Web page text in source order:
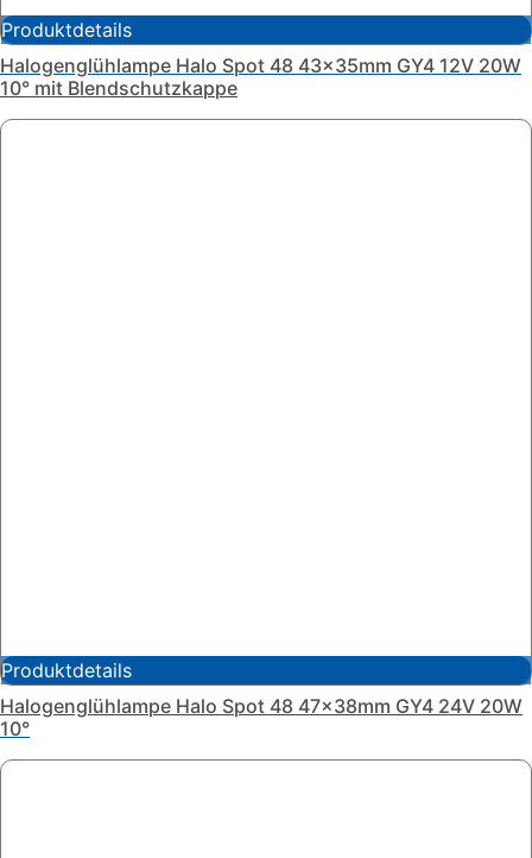
Produktdetails
Halogenglühlampe Halo Spot 48 43x35mm GY4 12V 20W
10° mit Blendschutzkappe
Produktdetails
Halogenglühlampe Halo Spot 48 47x38mm GY4 24V 20W
10°